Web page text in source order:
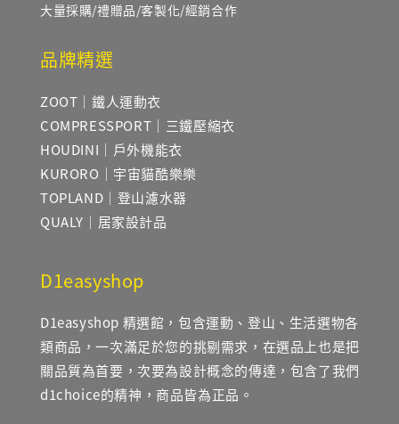
大量採購/禮贈品/客製化/經銷合作
品牌精選
ZOOT｜鐵人運動衣
COMPRESSPORT｜三鐵壓縮衣
HOUDINI｜戶外機能衣
KURORO｜宇宙貓酷樂樂
TOPLAND｜登山濾水器
QUALY｜居家設計品
D1easyshop
D1easyshop 精選館，包含運動、登山、生活選物各
類商品，一次滿足於您的挑剔需求，在選品上也是把
關品質為首要，次要為設計概念的傳達，包含了我們
d1choice的精神，商品皆為正品。